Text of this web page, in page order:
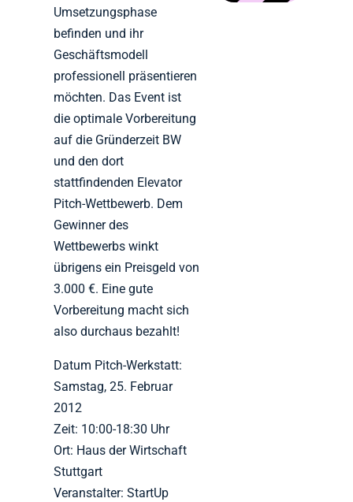
Umsetzungsphase
befinden und ihr
Geschäftsmodell
professionell präsentieren
möchten. Das Event ist
die optimale Vorbereitung
auf die Gründerzeit BW
und den dort
stattfindenden Elevator
Pitch-Wettbewerb. Dem
Gewinner des
Wettbewerbs winkt
übrigens ein Preisgeld von
3.000 €. Eine gute
Vorbereitung macht sich
also durchaus bezahlt!
Datum Pitch-Werkstatt:
Samstag, 25. Februar
2012
Zeit: 10:00-18:30 Uhr
Ort: Haus der Wirtschaft
Stuttgart
Veranstalter: StartUp